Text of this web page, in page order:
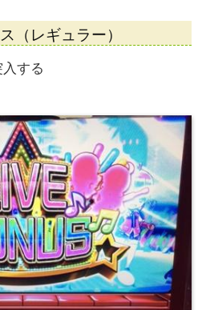
（レギュラー）
する